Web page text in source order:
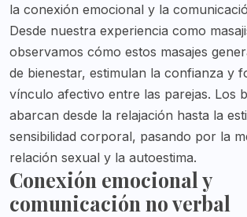
la conexión emocional y la
Desde nuestra experiencia como
observamos cómo estos masajes
de bienestar, estimulan la confianza y
vínculo afectivo entre las parejas. Los
abarcan desde la relajación hasta la
sensibilidad corporal, pasando por la
relación sexual y la autoestima.
Conexión emocional y
comunicación no verbal